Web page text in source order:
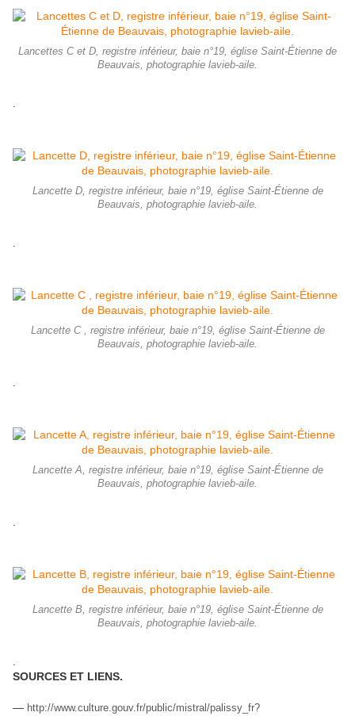
Lancettes C et D, registre inférieur, baie n°19, église Saint-Étienne de
Beauvais, photographie lavieb-aile.
Lancette D, registre inférieur, baie n°19, église Saint-Étienne de
Beauvais, photographie lavieb-aile.
Lancette C , registre inférieur, baie n°19, église Saint-Étienne de
Beauvais, photographie lavieb-aile.
Lancette A, registre inférieur, baie n°19, église Saint-Étienne de
Beauvais, photographie lavieb-aile.
Lancette B, registre inférieur, baie n°19, église Saint-Étienne de
Beauvais, photographie lavieb-aile.
SOURCES ET LIENS.
— http://www.culture.gouv.fr/public/mistral/palissy_fr?